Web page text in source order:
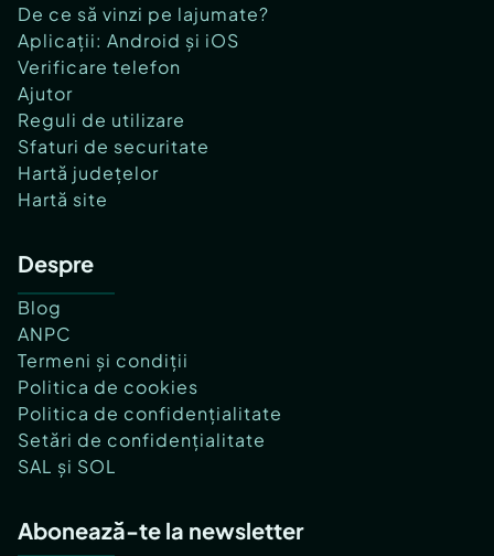
De ce să vinzi pe lajumate?
Aplicații: Android și iOS
Verificare telefon
Ajutor
Reguli de utilizare
Sfaturi de securitate
Hartă județelor
Hartă site
Despre
Blog
ANPC
Termeni și condiții
Politica de cookies
Politica de confidențialitate
Setări de confidențialitate
SAL și SOL
Abonează-te la newsletter